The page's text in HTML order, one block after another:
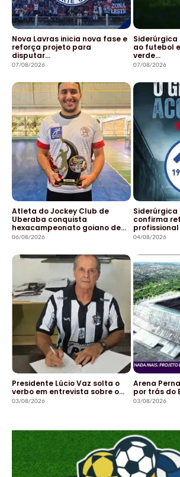
Nova Lavras inicia nova fase e
reforça projeto para
disputar…
07/08/2026
ao futebol
verde…
07/08/2026
Atleta do Jockey Club de
Uberaba conquista
hexacampeonato goiano de…
06/08/2026
confirma
04/08/2026
Presidente Lúcio Vaz solta o
verbo em entrevista sobre o…
03/08/2026
Arena
por trás do
03/08/2026